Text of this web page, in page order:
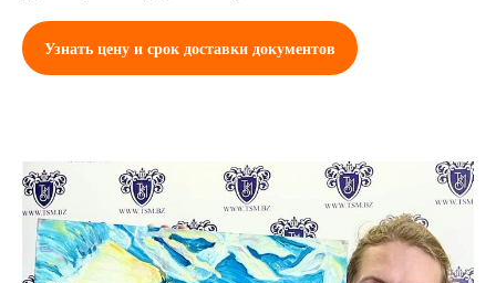
Узнать цену и срок доставки документов